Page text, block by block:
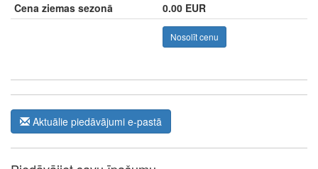
Cena ziemas sezonā
0.00 EUR
Nosolīt cenu
Aktuālie piedāvājumi e-pastā